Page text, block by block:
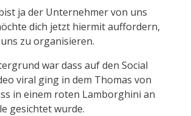
ja der Unternehmer von uns
dich jetzt hiermit auffordern,
zu organisieren.
war dass auf den Social
viral ging in dem Thomas von
in einem roten Lamborghini an
gesichtet wurde.